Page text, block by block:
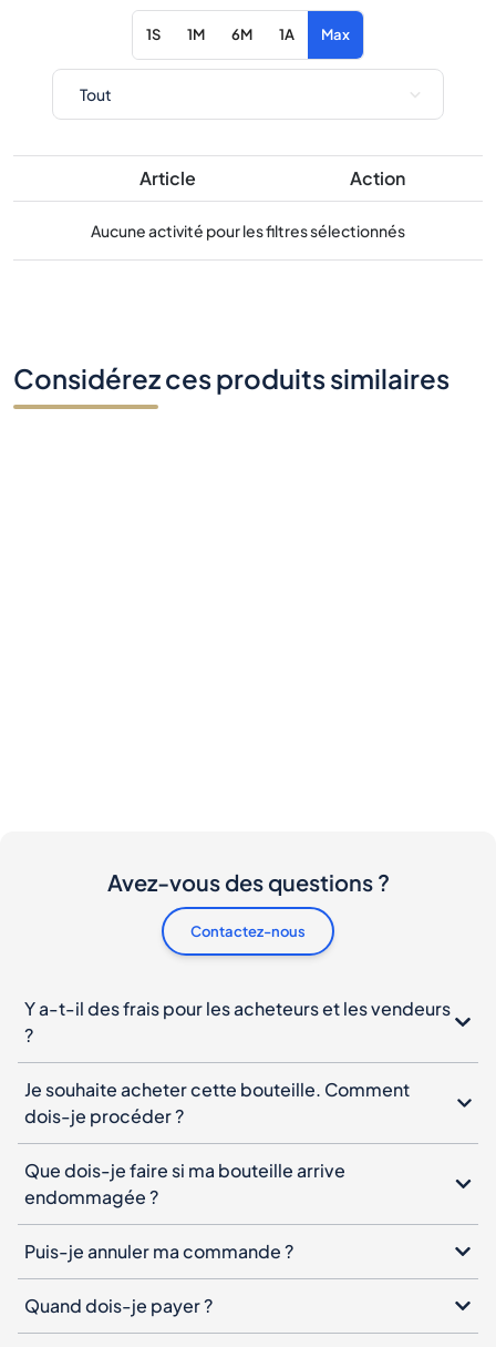
1S 1M 6M 1A Max
Article Action
Aucune activité pour les filtres sélectionnés
Considérez ces produits similaires
Avez-vous des questions ?
Contactez-nous
Y a-t-il des frais pour les acheteurs et les vendeurs
?
Je souhaite acheter cette bouteille. Comment
dois-je procéder ?
Que dois-je faire si ma bouteille arrive
endommagée ?
Puis-je annuler ma commande ?
Quand dois-je payer ?